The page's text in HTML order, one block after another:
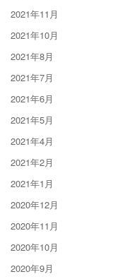
2021年11月
2021年10月
2021年8月
2021年7月
2021年6月
2021年5月
2021年4月
2021年2月
2021年1月
2020年12月
2020年11月
2020年10月
2020年9月